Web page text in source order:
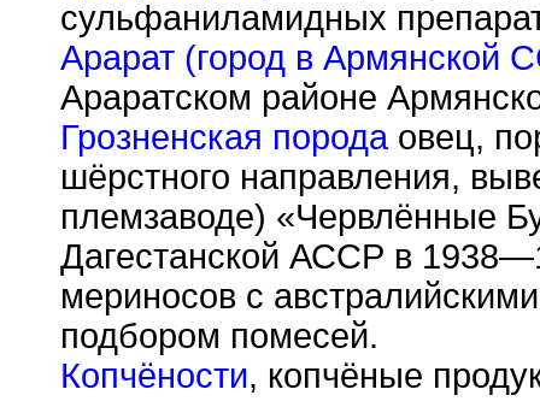
сульфаниламидных
Арарат (город в Армянской
Араратском районе
Грозненская породаовец,
шёрстного направления,
племзаводе) «Червлённые
Дагестанской АССР в
мериносов с
подбором помесей.
Копчёности, копчёные